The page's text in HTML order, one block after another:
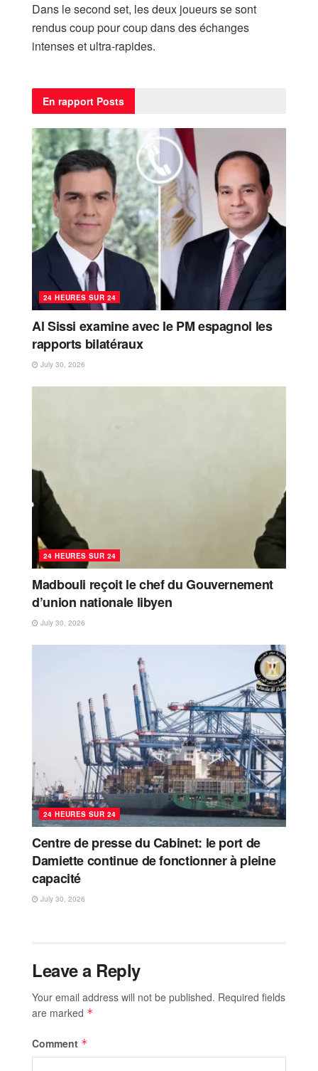
Dans le second set, les deux joueurs se sont
rendus coup pour coup dans des échanges
intenses et ultra-rapides.
En rapport Posts
24 HEURES SUR 24
Al Sissi examine avec le PM espagnol les
rapports bilatéraux
July 30, 2026
24 HEURES SUR 24
Madbouli reçoit le chef du Gouvernement
d’union nationale libyen
July 30, 2026
24 HEURES SUR 24
Centre de presse du Cabinet: le port de
Damiette continue de fonctionner à pleine
capacité
July 30, 2026
Leave a Reply
Your email address will not be published. Required fields
are marked *
Comment *